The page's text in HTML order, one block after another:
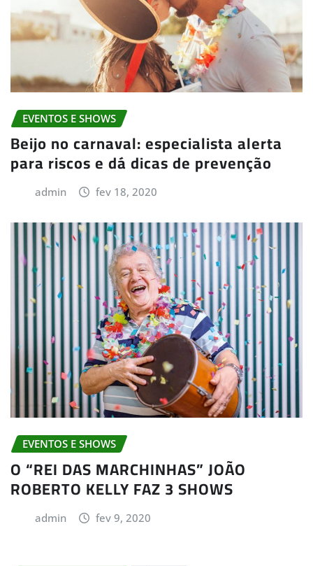
EVENTOS E SHOWS
Beijo no carnaval: especialista alerta
para riscos e dá dicas de prevenção
admin fev 18, 2020
EVENTOS E SHOWS
O “REI DAS MARCHINHAS” JOÃO
ROBERTO KELLY FAZ 3 SHOWS
admin fev 9, 2020